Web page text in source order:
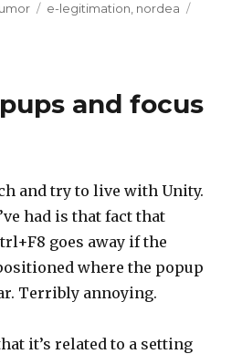
Tags
e-legitimation nordea
and focus
and try to live with Unity.
had is that fact that
goes away if the
where the popup
Terribly annoying.
it’s related to a setting